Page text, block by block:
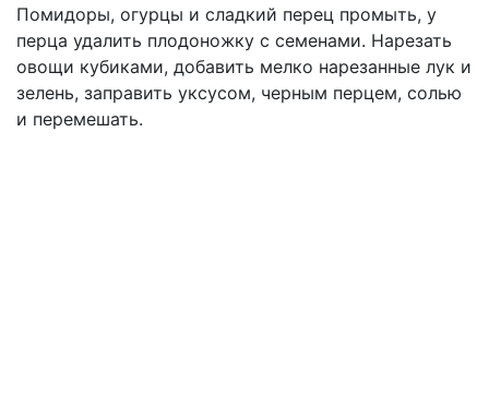
Помидоры, огурцы и сладкий перец промыть, у
перца удалить плодоножку с семенами. Нарезать
овощи кубиками, добавить мелко нарезанные лук и
зелень, заправить уксусом, черным перцем, солью
и перемешать.